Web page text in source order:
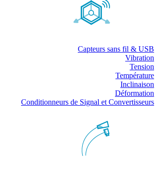
Capteurs sans fil & USB
Vibration
Tension
Température
Inclinaison
Déformation
Conditionneurs de Signal et Convertisseurs